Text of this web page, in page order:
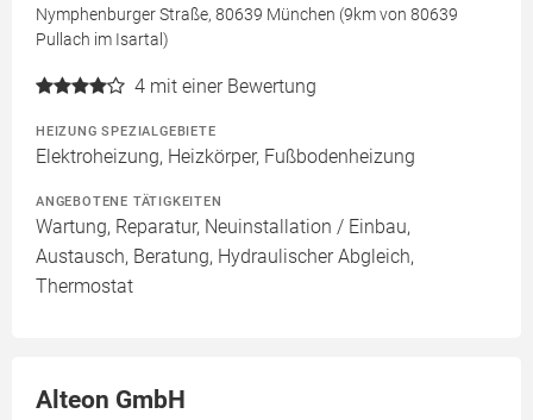
Nymphenburger Straße, 80639 München (9km von 80639
Pullach im Isartal)
4 mit einer Bewertung
HEIZUNG SPEZIALGEBIETE
Elektroheizung, Heizkörper, Fußbodenheizung
ANGEBOTENE TÄTIGKEITEN
Wartung, Reparatur, Neuinstallation / Einbau,
Austausch, Beratung, Hydraulischer Abgleich,
Thermostat
Alteon GmbH